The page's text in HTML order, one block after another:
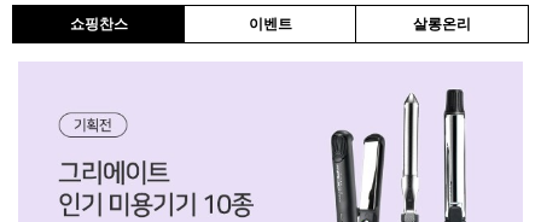
쇼핑찬스 이벤트 살롱온리